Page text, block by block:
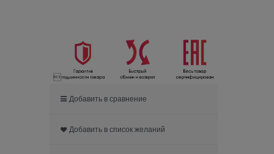

Добавить в сравнение
Добавить в список желаний